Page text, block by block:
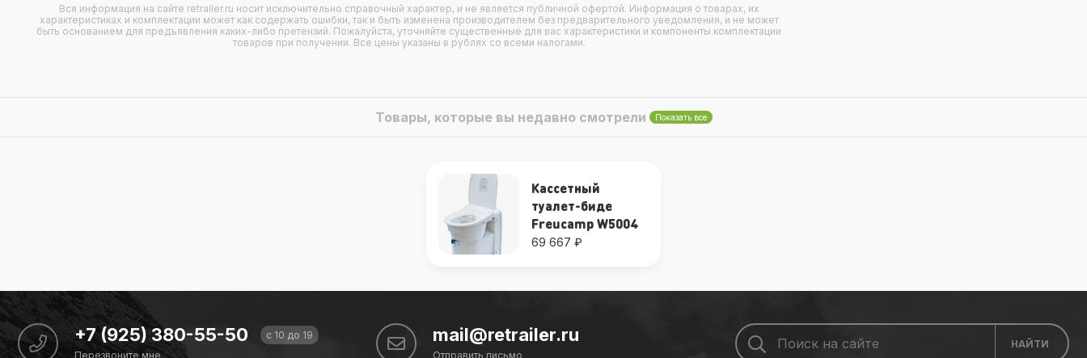
Вся информация на сайте retrailer.ru носит исключительно справочный характер, и не является публичной офертой. Информация о товарах, их
характеристиках и комплектации может как содержать ошибки, так и быть изменена производителем без предварительного уведомления, и не может
быть основанием для предъявления каких-либо претензий. Пожалуйста, уточняйте существенные для вас характеристики и компоненты комплектации
товаров при получении. Все цены указаны в рублях со всеми налогами.
Товары, которые вы недавно смотрели Показать все
Кассетный
туалет-биде
Freucamp W5004
69 667 ₽
+7 (925) 380-55-50
с 10 до 19
Перезвоните мне
mail@retrailer.ru
Отправить письмо